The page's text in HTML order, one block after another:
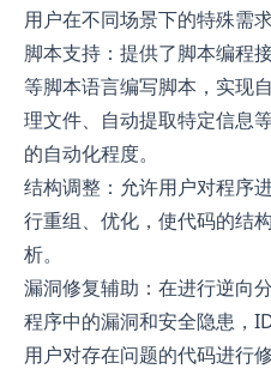
用户在不同场景下的特殊需求
脚本支持：提供了脚本编程
等脚本语言编写脚本，实现
理文件、自动提取特定信息
的自动化程度。
结构调整：允许用户对程序
行重组、优化，使代码的结
析。
漏洞修复辅助：在进行逆向
程序中的漏洞和安全隐患，
用户对存在问题的代码进行